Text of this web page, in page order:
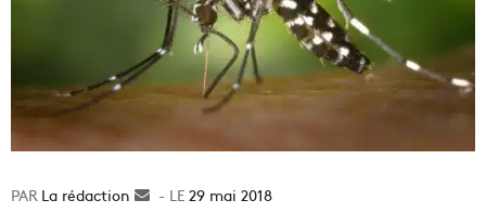
La rédaction
Envoyer29 mai 2018